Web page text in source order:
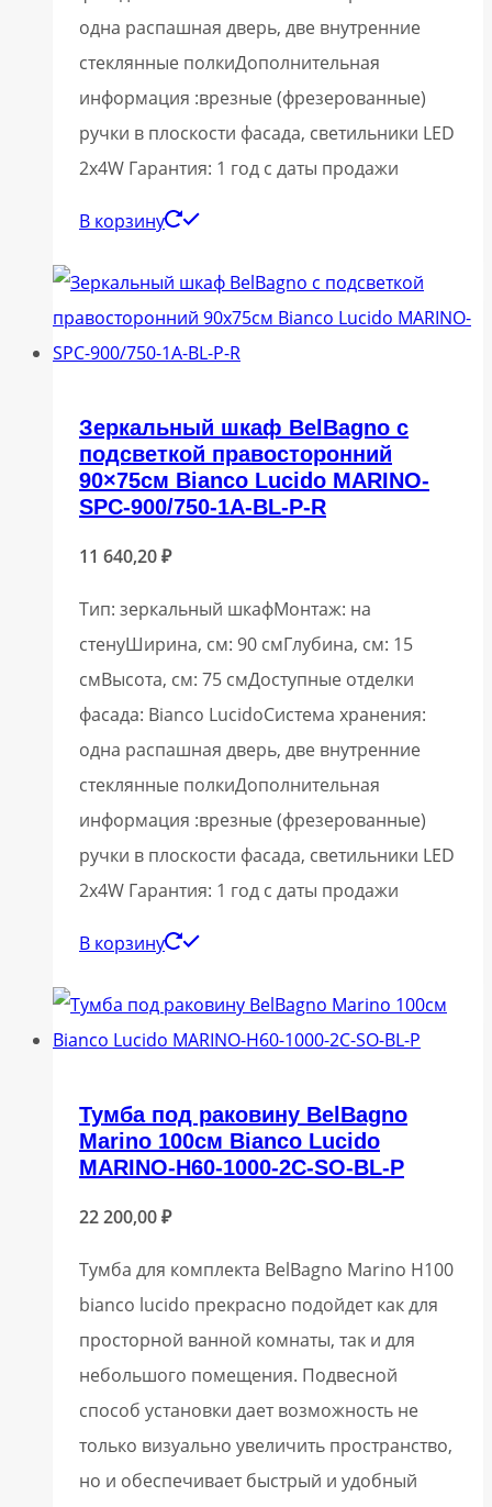
одна распашная дверь, две внутренние
стеклянные полкиДополнительная
информация :врезные (фрезерованные)
ручки в плоскости фасада, светильники LED
2x4W Гарантия: 1 год с даты продажи
В корзину
Зеркальный шкаф BelBagno с
подсветкой правосторонний
90×75см Bianco Lucido MARINO-
SPC-900/750-1A-BL-P-R
11 640,20₽
Тип: зеркальный шкафМонтаж: на
стенуШирина, см: 90 смГлубина, см: 15
смВысота, см: 75 смДоступные отделки
фасада: Bianco LucidoСистема хранения:
одна распашная дверь, две внутренние
стеклянные полкиДополнительная
информация :врезные (фрезерованные)
ручки в плоскости фасада, светильники LED
2x4W Гарантия: 1 год с даты продажи
В корзину
Тумба под раковину BelBagno
Marino 100см Bianco Lucido
MARINO-H60-1000-2C-SO-BL-P
22 200,00₽
Тумба для комплекта BelBagno Marino H100
bianco lucido прекрасно подойдет как для
просторной ванной комнаты, так и для
небольшого помещения. Подвесной
способ установки дает возможность не
только визуально увеличить пространство,
но и обеспечивает быстрый и удобный